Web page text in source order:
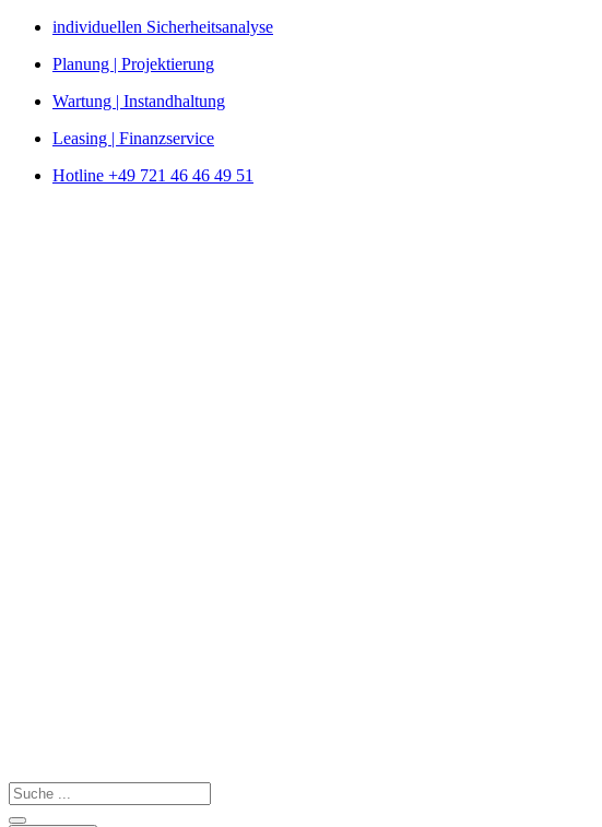
Zum
springen
individuellen Sicherheitsanalyse
Planung | Projektierung
Wartung | Instandhaltung
Leasing | Finanzservice
Hotline +49 721 46 46 49 51
Search
...